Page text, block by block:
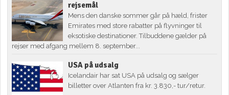
rejsemål
Mens den danske sommer går på hæld, frister
Emirates med store rabatter på flyvninger til
eksotiske destinationer. Tilbuddene gælder på
rejser med afgang mellem 8. september...
USA på udsalg
Icelandair har sat USA på udsalg og sælger
billetter over Atlanten fra kr. 3.830,- tur/retur.